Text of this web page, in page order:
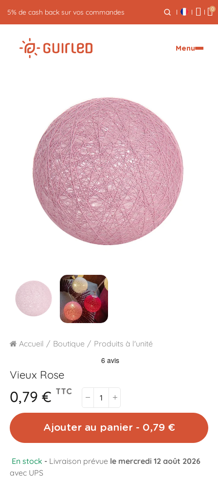
5% de cash back sur vos commandes 0
Menu
Accueil Boutique Produits à l'unité
Vieux Rose
0,79 € TTC
Ajouter au panier - 0,79 €
En stock - Livraison prévue le mercredi 12 août 2026
avec UPS